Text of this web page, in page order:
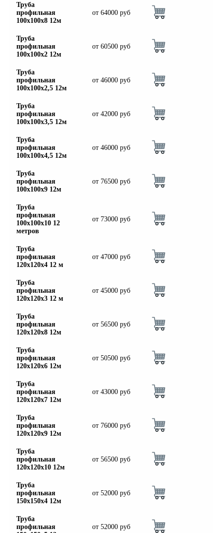
Труба
профильная
100х100х8 12м
от64000 руб
Труба
профильная
100х100х2 12м
от60500 руб
Труба
профильная
100х100х2,5 12м
от46000 руб
Труба
профильная
100х100х3,5 12м
от42000 руб
Труба
профильная
100х100х4,5 12м
от46000 руб
Труба
профильная
100х100х9 12м
от 76500 руб
Труба
профильная
100х100х10 12
метров
от 73000 руб
Труба
профильная
120х120х4 12 м
от47000 руб
Труба
профильная
120х120х3 12 м
от45000 руб
Труба
профильная
120х120х8 12м
от56500 руб
Труба
профильная
120х120х6 12м
от50500 руб
Труба
профильная
120х120х7 12м
от43000 руб
Труба
профильная
120х120х9 12м
от 76000 руб
Труба
профильная
120х120х10 12м
от56500 руб
Труба
профильная
150х150х4 12м
от52000 руб
Труба
профильная
от52000 руб